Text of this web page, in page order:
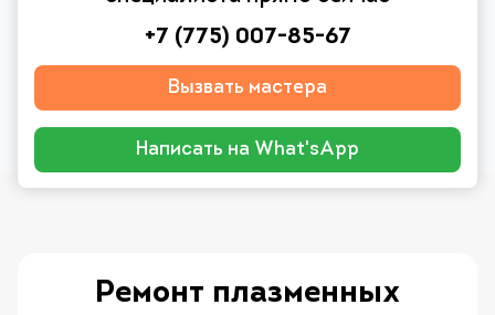
+7 (775) 007-85-67
Вызвать мастера
Написать на What'sApp
Ремонт плазменных